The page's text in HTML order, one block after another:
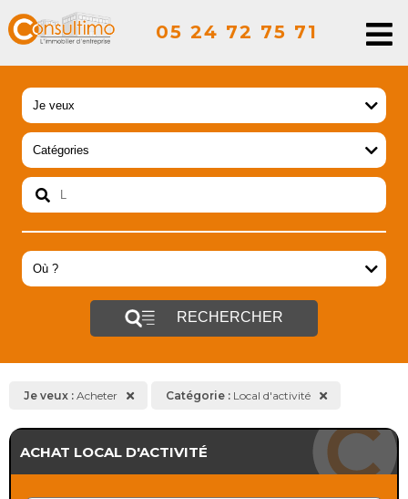
05 24 72 75 71
RECHERCHER
Je veux : Acheter Catégorie : Local d'activité
ACHAT LOCAL D'ACTIVITÉ